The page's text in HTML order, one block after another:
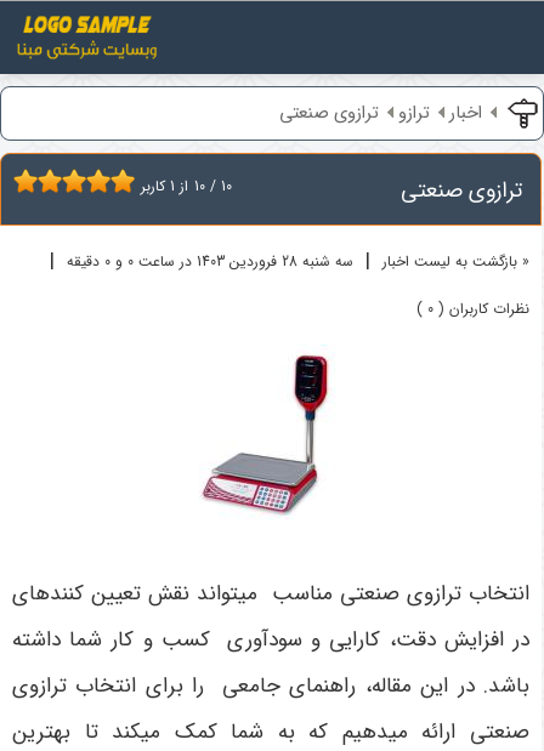
اخبار ترازو ترازوی صنعتی
ترازوی صنعتی 10 / 10 از 1 کاربر
« بازگشت به لیست اخبار | سه شنبه 28 فروردين 1403 در ساعت 0 و 0 دقیقه |
نظرات کاربران ( 0 )
انتخاب ترازوی صنعتی مناسب می­تواند نقش تعیین کننده­ای
در افزایش دقت، کارایی و سودآوری کسب و کار شما داشته
باشد. در این مقاله، راهنمای جامعی را برای انتخاب ترازوی
صنعتی ارائه می­دهیم که به شما کمک می­کند تا بهترین